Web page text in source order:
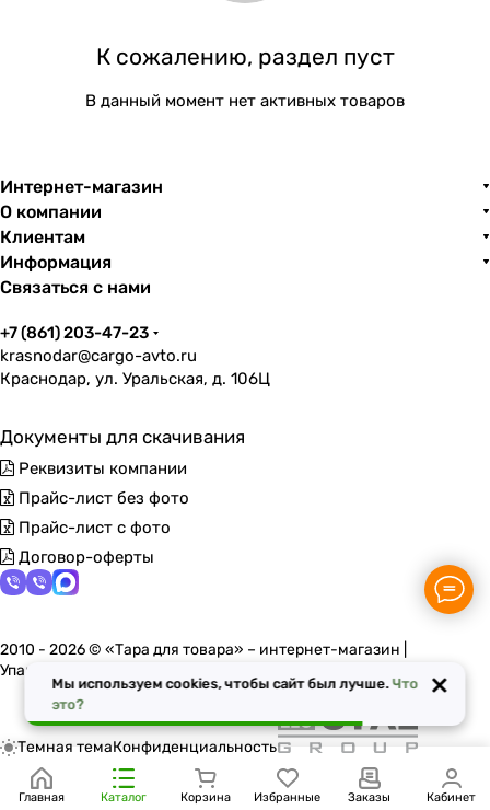
К сожалению, раздел пуст
В данный момент нет активных товаров
Интернет-магазин
О компании
Клиентам
Информация
Связаться с нами
+7 (861) 203-47-23
krasnodar@cargo-avto.ru
Краснодар, ул. Уральская, д. 106Ц
Документы для скачивания
Реквизиты компании
Прайс-лист без фото
Прайс-лист с фото
Договор-оферты
2010 - 2026 © «Тара для товара» – интернет-магазин |
Упаковочные материалы в Краснодаре
Темная темаКонфиденциальность
Главная Каталог Корзина Избранные Заказы Кабинет
Мы используем cookies, чтобы сайт был лучше.Что
это?
×